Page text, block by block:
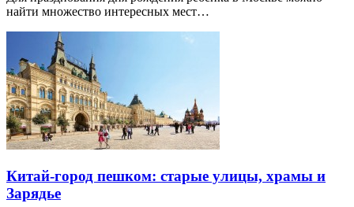
найти множество интересных мест…
Китай-город пешком: старые улицы, храмы и
Зарядье